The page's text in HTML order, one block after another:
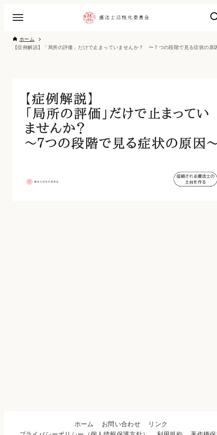
ホーム
【症例解説】「局所の評価」だけで止まっていませんか？ 〜７つの段階で見る症状の原
ホーム お問い合わせ
リンク